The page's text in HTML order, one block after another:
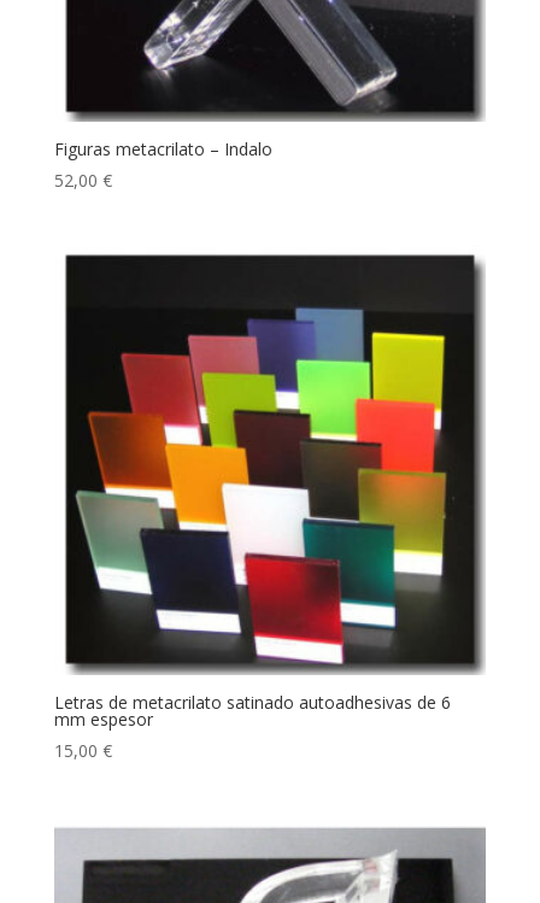
Figuras metacrilato – Indalo
52,00 €
Letras de metacrilato satinado autoadhesivas de 6
mm espesor
15,00 €